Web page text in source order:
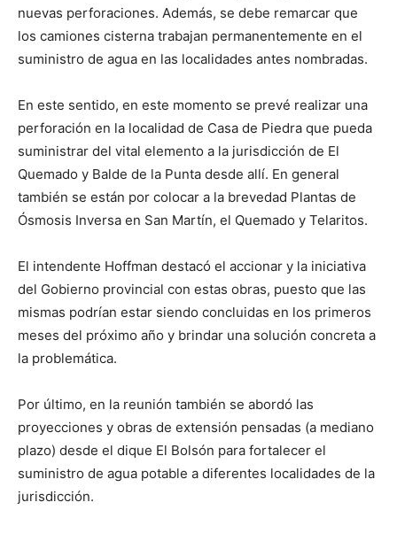
nuevas perforaciones. Además, se debe remarcar que
los camiones cisterna trabajan permanentemente en el
suministro de agua en las localidades antes nombradas.
En este sentido, en este momento se prevé realizar una
perforación en la localidad de Casa de Piedra que pueda
suministrar del vital elemento a la jurisdicción de El
Quemado y Balde de la Punta desde allí. En general
también se están por colocar a la brevedad Plantas de
Ósmosis Inversa en San Martín, el Quemado y Telaritos.
El intendente Hoffman destacó el accionar y la iniciativa
del Gobierno provincial con estas obras, puesto que las
mismas podrían estar siendo concluidas en los primeros
meses del próximo año y brindar una solución concreta a
la problemática.
Por último, en la reunión también se abordó las
proyecciones y obras de extensión pensadas (a mediano
plazo) desde el dique El Bolsón para fortalecer el
suministro de agua potable a diferentes localidades de la
jurisdicción.